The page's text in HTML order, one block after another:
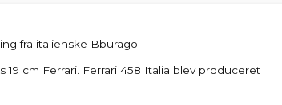
fra italienske Bburago.
19 cm Ferrari. Ferrari 458 Italia blev produceret